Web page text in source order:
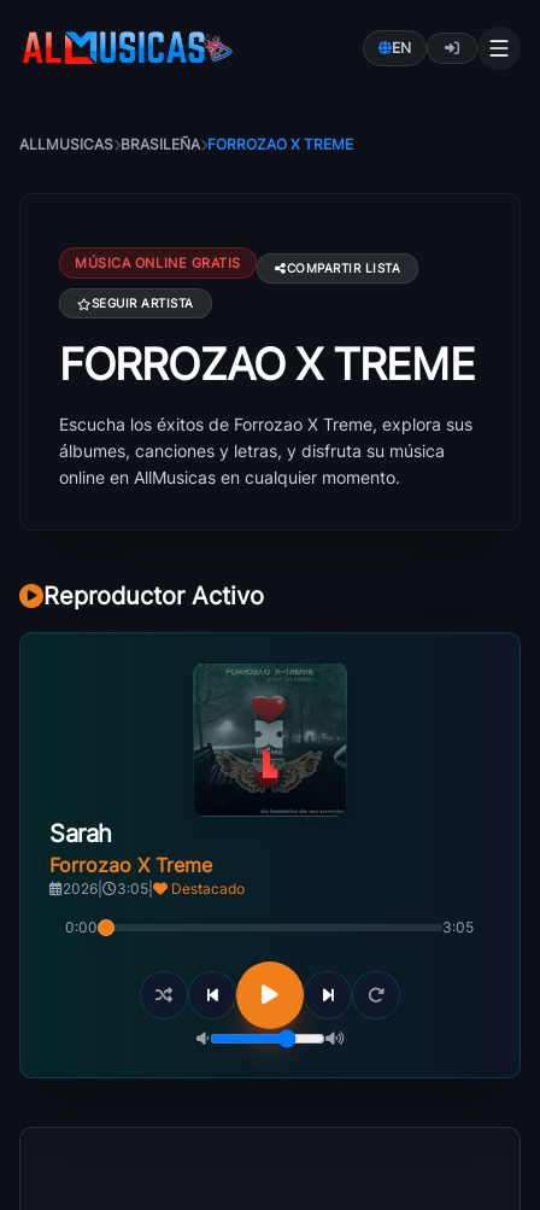
EN
ALLMUSICAS BRASILEÑA FORROZAO X TREME
MÚSICA ONLINE GRATIS COMPARTIR LISTA
SEGUIR ARTISTA
Canciones de Forrozao X Treme: éxitos, álbumes y
FORROZAO X TREME
Escucha los éxitos de Forrozao X Treme, explora sus
álbumes, canciones y letras, y disfruta su música
online en AllMusicas en cualquier momento.
Reproductor Activo
Sarah
Forrozao X Treme
2026 3:05 Destacado
0:00 3:05